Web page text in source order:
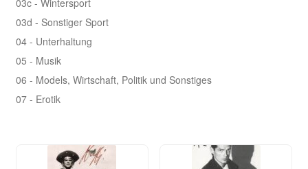
03c - Wintersport
03d - Sonstiger Sport
04 - Unterhaltung
05 - Musik
06 - Models, Wirtschaft, Politik und Sonstiges
07 - Erotik